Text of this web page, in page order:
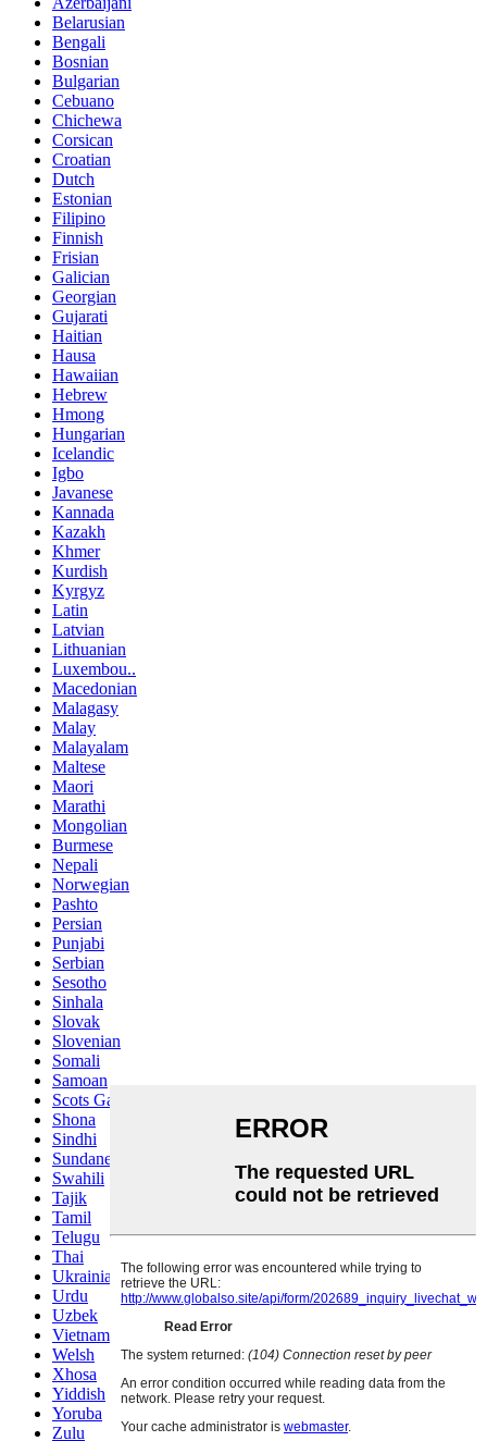
Belarusian
Bengali
Bosnian
Bulgarian
Cebuano
Chichewa
Corsican
Croatian
Dutch
Estonian
Filipino
Finnish
Frisian
Galician
Georgian
Gujarati
Haitian
Hausa
Hawaiian
Hebrew
Hmong
Hungarian
Icelandic
Igbo
Javanese
Kannada
Kazakh
Khmer
Kurdish
Kyrgyz
Latin
Latvian
Lithuanian
Luxembou..
Macedonian
Malagasy
Malay
Malayalam
Maltese
Maori
Marathi
Mongolian
Burmese
Nepali
Norwegian
Pashto
Persian
Punjabi
Serbian
Sesotho
Sinhala
Slovak
Slovenian
Somali
Samoan
Scots Gaelic
Shona
Sindhi
Sundanese
Swahili
Tajik
Tamil
Telugu
Thai
Ukrainian
Urdu
Uzbek
Vietnamese
Welsh
Xhosa
Yiddish
Yoruba
Zulu